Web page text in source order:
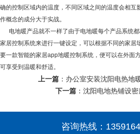
确的控制区域内的温度，不同区域之间的温度会相互
作概念的成分大于实战。
电地暖产品就不一样了由于电地暖每个产品系统
家居控制系统来进行一键设定，可以根据不同的家居
要一款智能的家居app地暖控制系统，便可以在外面
可享受到温暖和舒适。
上一篇 ： 办公室安装沈阳电热地
下一篇 ： 沈阳电地热铺设
咨询热线：